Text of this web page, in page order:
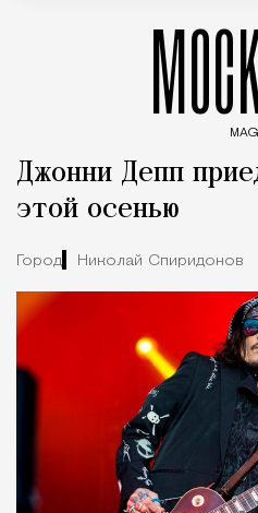
MAG
Джонни Депп
этой осенью
Город Николай Спиридонов